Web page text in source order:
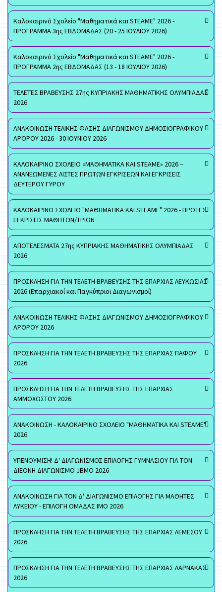
Καλοκαιρινό Σχολείο "Μαθηματικά και STEAME" 2026 -
ΠΡΟΓΡΑΜΜΑ 3ης ΕΒΔΟΜΑΔΑΣ (20 - 25 ΙΟΥΛΙΟΥ 2026)
Καλοκαιρινό Σχολείο "Μαθηματικά και STEAME" 2026 -
ΠΡΟΓΡΑΜΜΑ 2ης ΕΒΔΟΜΑΔΑΣ (13 - 18 ΙΟΥΛΙΟΥ 2026)
ΤΕΛΕΤΕΣ ΒΡΑΒΕΥΣΗΣ 27ης ΚΥΠΡΙΑΚΗΣ ΜΑΘΗΜΑΤΙΚΗΣ ΟΛΥΜΠΙΑΔΑΣ
2026
ΑΝΑΚΟΙΝΩΣΗ ΤΕΛΙΚΗΣ ΦΑΣΗΣ ΔΙΑΓΩΝΙΣΜΟΥ ΔΗΜΟΣΙΟΓΡΑΦΙΚΟΥ
ΑΡΘΡΟΥ 2026 - 30 ΙΟΥΝΙΟΥ 2026
ΚΑΛΟΚΑΙΡΙΝΟ ΣΧΟΛΕΙΟ «ΜΑΘΗΜΑΤΙΚΑ ΚΑΙ STEAME» 2026 –
ΑΝΑΝΕΩΜΕΝΕΣ ΛΙΣΤΕΣ ΠΡΩΤΩΝ ΕΓΚΡΙΣΕΩΝ ΚΑΙ ΕΓΚΡΙΣΕΙΣ
ΔΕΥΤΕΡΟΥ ΓΥΡΟΥ
ΚΑΛΟΚΑΙΡΙΝΟ ΣΧΟΛΕΙΟ "ΜΑΘΗΜΑΤΙΚΑ ΚΑΙ STEAME" 2026 - ΠΡΩΤΕΣ
ΕΓΚΡΙΣΕΙΣ ΜΑΘΗΤΩΝ/ΤΡΙΩΝ
ΑΠΟΤΕΛΕΣΜΑΤΑ 27ης ΚΥΠΡΙΑΚΗΣ ΜΑΘΗΜΑΤΙΚΗΣ ΟΛΥΜΠΙΑΔΑΣ
2026
ΠΡΟΣΚΛΗΣΗ ΓΙΑ ΤΗΝ ΤΕΛΕΤΗ ΒΡΑΒΕΥΣΗΣ ΤΗΣ ΕΠΑΡΧΙΑΣ ΛΕΥΚΩΣΙΑΣ
2026 (Επαρχιακοί και Παγκύπριοι Διαγωνισμοί)
ΑΝΑΚΟΙΝΩΣΗ ΤΕΛΙΚΗΣ ΦΑΣΗΣ ΔΙΑΓΩΝΙΣΜΟΥ ΔΗΜΟΣΙΟΓΡΑΦΙΚΟΥ
ΑΡΘΡΟΥ 2026
ΠΡΟΣΚΛΗΣΗ ΓΙΑ ΤΗΝ ΤΕΛΕΤΗ ΒΡΑΒΕΥΣΗΣ ΤΗΣ ΕΠΑΡΧΙΑΣ ΠΑΦΟΥ
2026
ΠΡΟΣΚΛΗΣΗ ΓΙΑ ΤΗΝ ΤΕΛΕΤΗ ΒΡΑΒΕΥΣΗΣ ΤΗΣ ΕΠΑΡΧΙΑΣ
ΑΜΜΟΧΩΣΤΟΥ 2026
ΑΝΑΚΟΙΝΩΣΗ - ΚΑΛΟΚΑΙΡΙΝΟ ΣΧΟΛΕΙΟ "ΜΑΘΗΜΑΤΙΚΑ ΚΑΙ STEAME"
2026
ΥΠΕΝΘΥΜΙΣΗ! Δ' ΔΙΑΓΩΝΙΣΜΟΣ ΕΠΙΛΟΓΗΣ ΓΥΜΝΑΣΙΟΥ ΓΙΑ ΤΟΝ
ΔΙΕΘΝΗ ΔΙΑΓΩΝΙΣΜΟ JBMO 2026
ΑΝΑΚΟΙΝΩΣΗ ΓΙΑ ΤΟΝ Δ' ΔΙΑΓΩΝΙΣΜΟ ΕΠΙΛΟΓΗΣ ΓΙΑ ΜΑΘΗΤΕΣ
ΛΥΚΕΙΟΥ - ΕΠΙΛΟΓΗ ΟΜΑΔΑΣ ΙΜΟ 2026
ΠΡΟΣΚΛΗΣΗ ΓΙΑ ΤΗΝ ΤΕΛΕΤΗ ΒΡΑΒΕΥΣΗΣ ΤΗΣ ΕΠΑΡΧΙΑΣ ΛΕΜΕΣΟΥ
2026
ΠΡΟΣΚΛΗΣΗ ΓΙΑ ΤΗΝ ΤΕΛΕΤΗ ΒΡΑΒΕΥΣΗΣ ΤΗΣ ΕΠΑΡΧΙΑΣ ΛΑΡΝΑΚΑΣ
2026